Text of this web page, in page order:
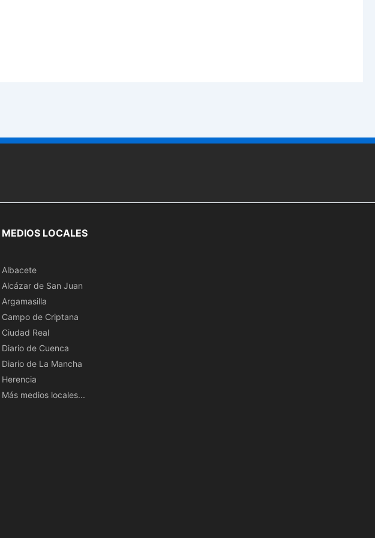
MEDIOS LOCALES
Albacete
Alcázar de San Juan
Argamasilla
Campo de Criptana
Ciudad Real
Diario de Cuenca
Diario de La Mancha
Herencia
Más medios locales...